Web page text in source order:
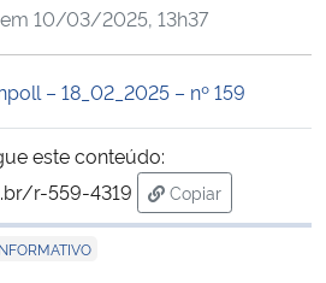
Inovações e Comunicações
10/03/2025, 13h37
– 18_02_2025 – nº 159
este conteúdo:
r-559-4319
Copiar
para área de